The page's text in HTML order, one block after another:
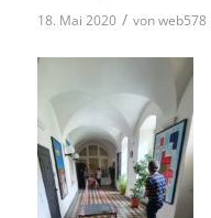
18. Mai 2020 / vonweb578